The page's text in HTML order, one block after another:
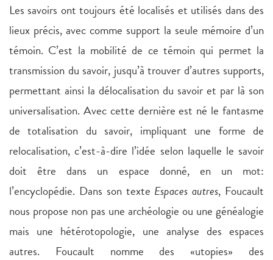
Les savoirs ont toujours été localisés et utilisés dans des
lieux précis, avec comme support la seule mémoire d’un
témoin. C’est la mobilité de ce témoin qui permet la
transmission du savoir, jusqu’à trouver d’autres supports,
permettant ainsi la délocalisation du savoir et par là son
universalisation. Avec cette dernière est né le fantasme
de totalisation du savoir, impliquant une forme de
relocalisation, c’est-à-dire l’idée selon laquelle le savoir
doit être dans un espace donné, en un mot:
l’encyclopédie. Dans son texte Espaces autres, Foucault
nous propose non pas une archéologie ou une généalogie
mais une hétérotopologie, une analyse des espaces
autres. Foucault nomme des «utopies» des